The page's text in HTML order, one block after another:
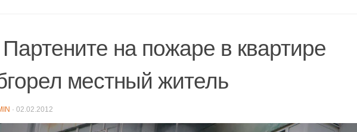
на пожаре в квартире
местный житель
· 02.02.2012